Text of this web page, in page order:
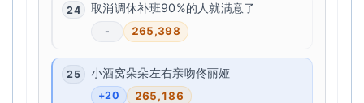
取消调休补班90%的人就满意了
- 265,398
小酒窝朵朵左右亲吻佟丽娅
+20 265,186